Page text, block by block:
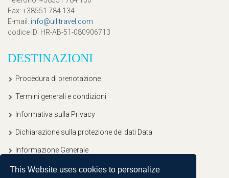
This Website uses cookies to personalize
Fax: +38551 784 134
E-mail : info@ullitravel.com
codice ID: HR-AB-51-080906713
DESTINAZIONI
Procedura di prenotazione
Termini generali e condizioni
Informativa sulla Privacy
Dichiarazione sulla protezione dei dati Data
Informazione Generale